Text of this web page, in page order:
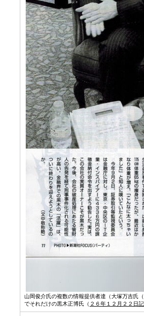
山岡俊介氏の複数の情報提供者達（大塚万吉氏（
でそれだけの黒木正博氏（ ２６年１２月２２日